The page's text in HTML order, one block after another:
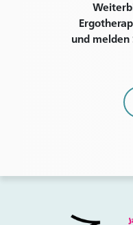
und melden